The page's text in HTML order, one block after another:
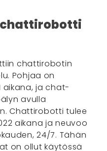
chattirobotti
chattirobotin
Pohjaa on
aikana, ja chat-
avulla
Chattirobotti tulee
aikana ja neuvoo
24/7. Tähän
on ollut käytössä